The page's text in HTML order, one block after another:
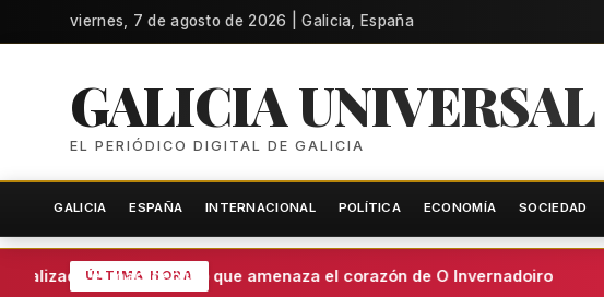
viernes, 7 de agosto de 2026 | Galicia, España
GALICIA UNIVERSAL
EL PERIÓDICO DIGITAL DE GALICIA
GALICIA ESPAÑA INTERNACIONAL POLÍTICA ECONOMÍA SOCIEDAD
ÚLTIMA HORA
el macroeólico que amenaza el corazón de O Invernadoiro